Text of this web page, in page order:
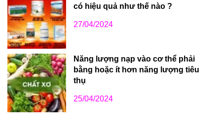
có hiệu quả như thế nào ?
27/04/2024
Năng lượng nạp vào cơ thể phải
bằng hoặc ít hơn năng lượng tiêu
thụ
25/04/2024